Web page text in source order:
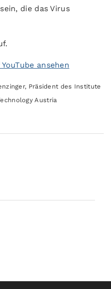
die das Virus
ansehen
Präsident des Institute
Austria